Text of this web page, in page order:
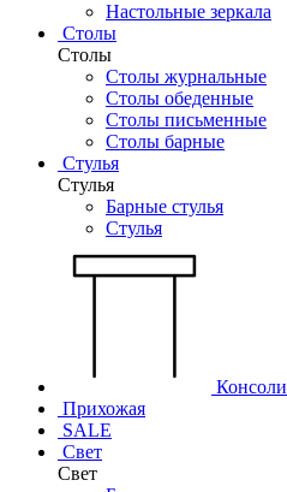
Настольные зеркала
Столы
Столы
Столы журнальные
Столы обеденные
Столы письменные
Столы барные
Стулья
Стулья
Барные стулья
Стулья
Консоли
Прихожая
SALE
Свет
Свет